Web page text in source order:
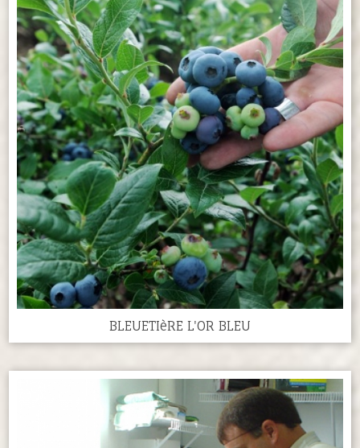
BLEUETIèRE L'OR BLEU